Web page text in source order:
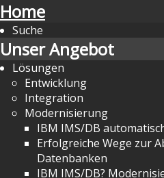
Home
Suche
Unser Angebot
Lösungen
Entwicklung
Integration
Modernisierung
IBM IMS/DB
Erfolgreiche Wege zur
Datenbanken
IBM IMS/DB?